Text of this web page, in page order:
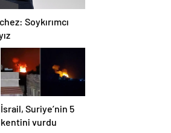
Soykırımcı
İsrail, Suriye’nin 5
kentini vurdu